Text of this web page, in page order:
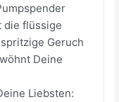
die flüssige
Geruch
Deine
Liebsten: